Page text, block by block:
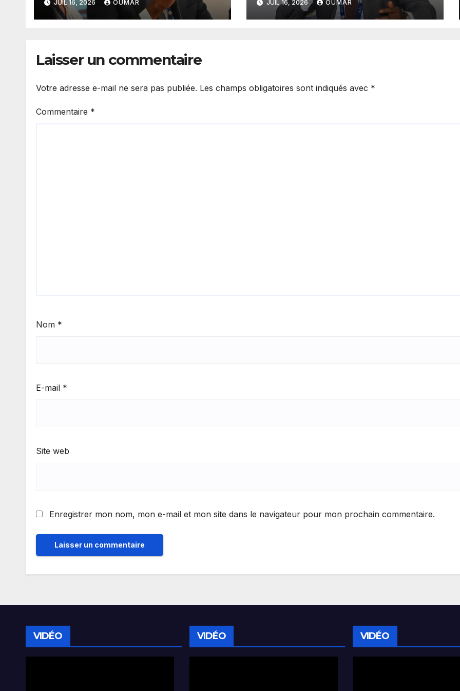
doit assurer le financement
des infrastructures »
JUIL 16, 2026 OUMAR
la meilleure des
destinations »
JUIL 16, 2026 OUMAR
Laisser un commentaire
Votre adresse e-mail ne sera pas publiée. Les champs obligatoires sont indiqués avec *
Commentaire *
Nom *
E-mail *
Site web
Enregistrer mon nom, mon e-mail et mon site dans le navigateur pour mon prochain commentaire.
VIDÉO VIDÉO VIDÉO